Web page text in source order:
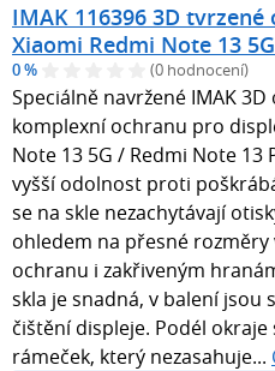
IMAK 116396 3D
Xiaomi Redmi Note 13
0 % (0 hodnocení)
Speciálně navržené IMAK
komplexní ochranu pro
Note 13 5G / Redmi Note 13
vyšší odolnost proti
se na skle nezachytávají
ohledem na přesné
ochranu i zakřiveným
skla je snadná, v balení jsou
čištění displeje. Podél
rámeček, který nezasahuje...